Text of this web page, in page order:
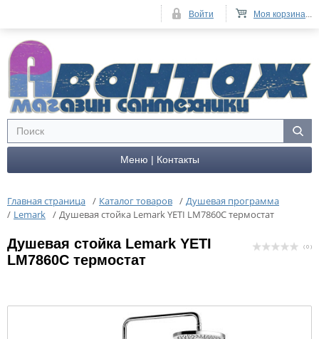
Меню | Контакты
Главная страница / Каталог товаров / Душевая программа
/ Lemark / Душевая стойка Lemark YETI LM7860C термостат
Душевая стойка Lemark YETI
LM7860C термостат
( 0 )
Моя корзина...
Войти